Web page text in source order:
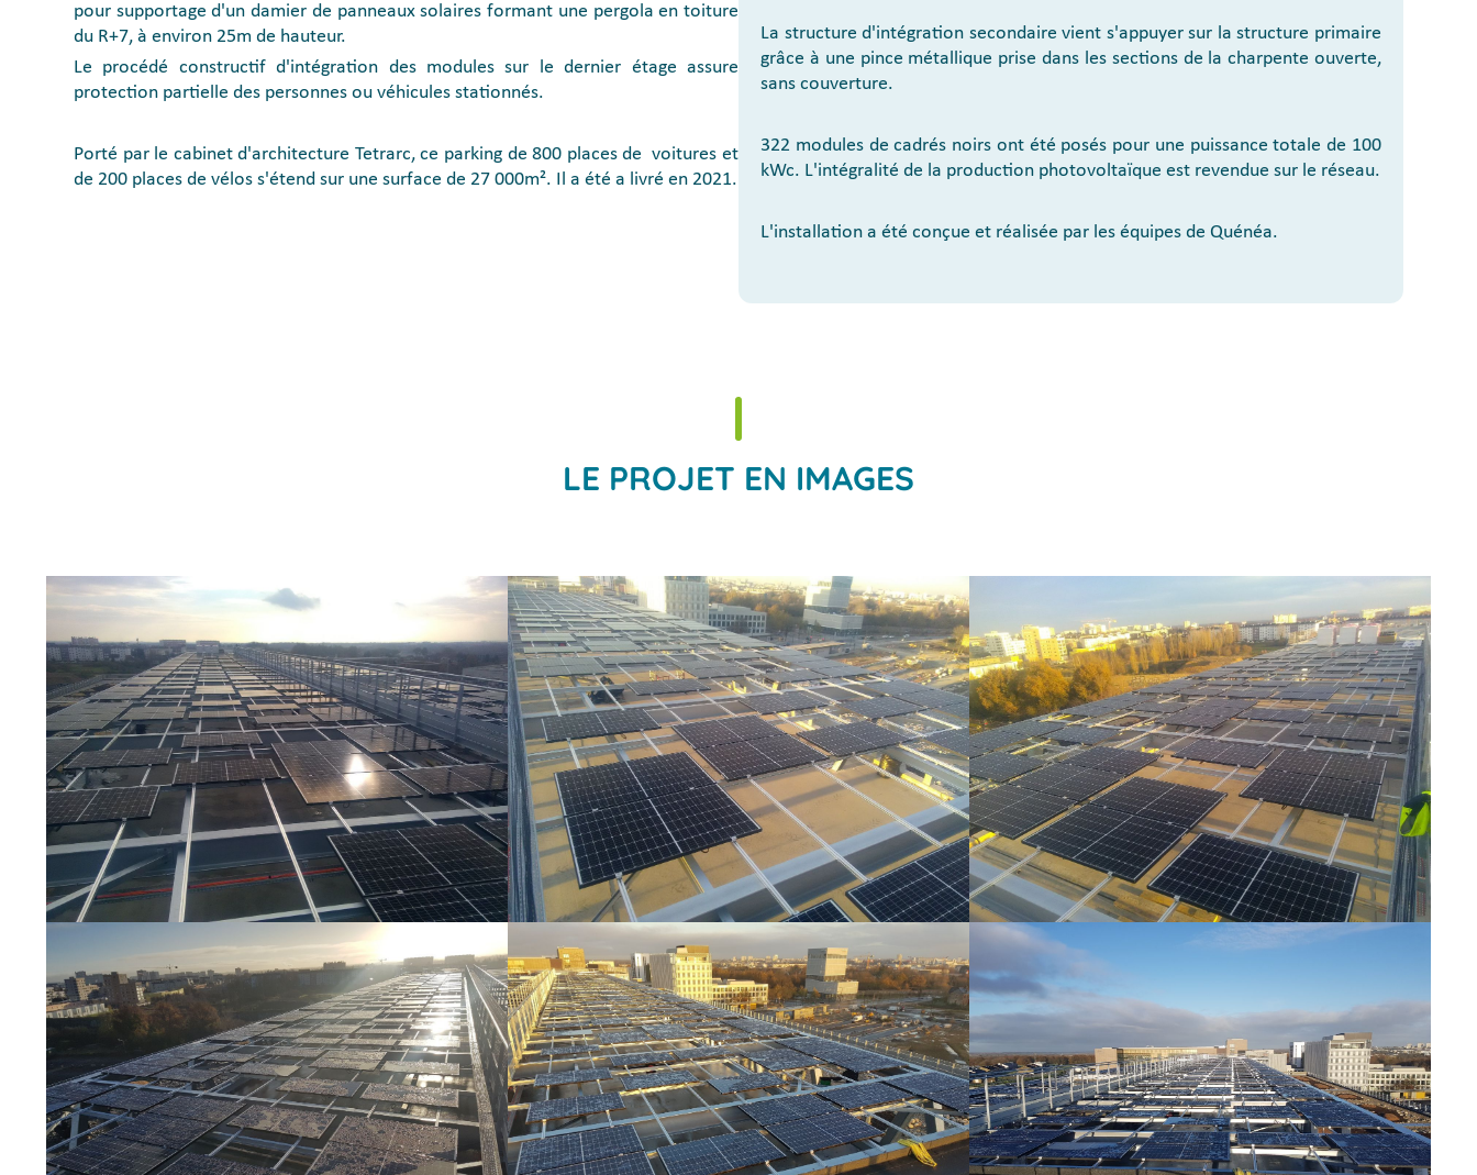
pour supportage d'un damier de panneaux solaires formant une pergola en toiture
du R+7, à environ 25m de hauteur.
Le procédé constructif d'intégration des modules sur le dernier étage assure
protection partielle des personnes ou véhicules stationnés.
Porté par le cabinet d'architecture Tetrarc, ce parking de 800 places de voitures et
de 200 places de vélos s'étend sur une surface de 27 000m². Il a été a livré en 2021.
La structure d'intégration secondaire vient s'appuyer sur la structure primaire
grâce à une pince métallique prise dans les sections de la charpente ouverte,
sans couverture.
322 modules de cadrés noirs ont été posés pour une puissance totale de 100
kWc. L'intégralité de la production photovoltaïque est revendue sur le réseau.
L'installation a été conçue et réalisée par les équipes de Quénéa.
LE PROJET EN IMAGES